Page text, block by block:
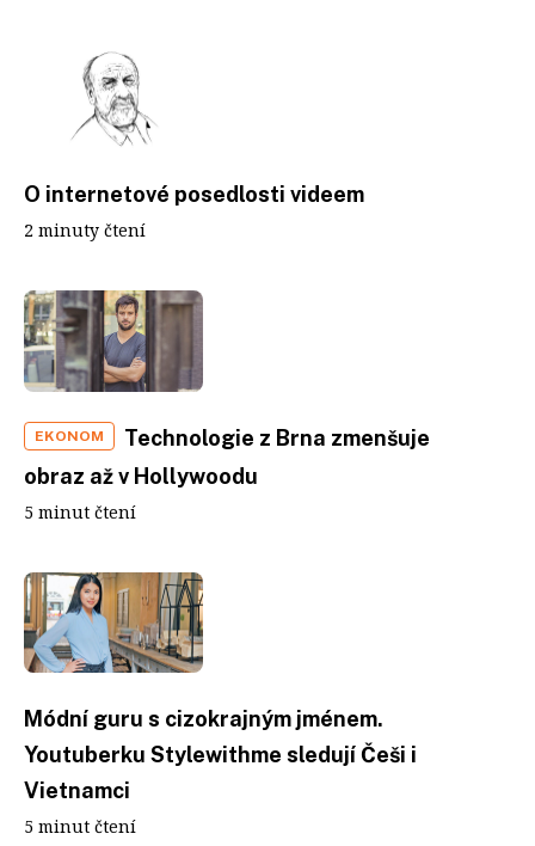
O internetové posedlosti videem
2 minuty čtení
EKONOM
Technologie z Brna zmenšuje
obraz až v Hollywoodu
5 minut čtení
Módní guru s cizokrajným jménem.
Youtuberku Stylewithme sledují Češi i
Vietnamci
5 minut čtení